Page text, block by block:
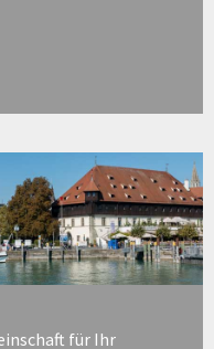
für Ihr